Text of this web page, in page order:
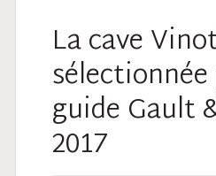
La cave
guide Gault
2017